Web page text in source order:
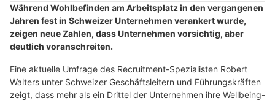
Während Wohlbefinden am Arbeitsplatz in den vergangenen
Jahren fest in Schweizer Unternehmen verankert wurde,
zeigen neue Zahlen, dass Unternehmen vorsichtig, aber
deutlich voranschreiten.
Eine aktuelle Umfrage des Recruitment-Spezialisten Robert
Walters unter Schweizer Geschäftsleitern und Führungskräften
zeigt, dass mehr als ein Drittel der Unternehmen ihre Wellbeing-